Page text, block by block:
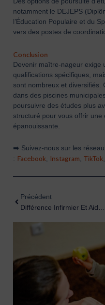
notamment le DEJEPS
l’Éducation Populaire et du
vers des postes de
Conclusion
Devenir maître-nageur exige
qualifications spécifiques,
sont nombreux et diversifiés.
dans des piscines
poursuivre des études plus
structuré pour vous offrir une
épanouissante.
➡️ Suivez-nous sur les
: Facebook, Instagram, TikTok,
Précédent